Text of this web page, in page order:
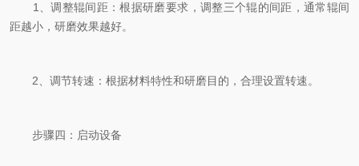
1、调整辊间距：根据研磨要求，调整三个辊的间距，通常辊间
距越小，研磨效果越好。
2、调节转速：根据材料特性和研磨目的，合理设置转速。
步骤四：启动设备